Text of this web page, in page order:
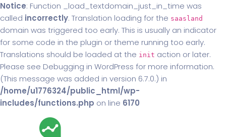
Notice: Function _load_textdomain_just_in_time was
called incorrectly. Translation loading for the saasland
domain was triggered too early. This is usually an indicator
for some code in the plugin or theme running too early.
Translations should be loaded at the init action or later.
Please see Debugging in WordPress for more information.
(This message was added in version 6.7.0.) in
/home/u1776324/public_html/wp-
includes/functions.php on line 6170